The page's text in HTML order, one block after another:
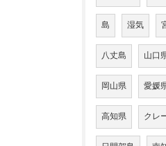
島 湿気
八丈島 山口
岡山県 愛媛
高知県 クレ